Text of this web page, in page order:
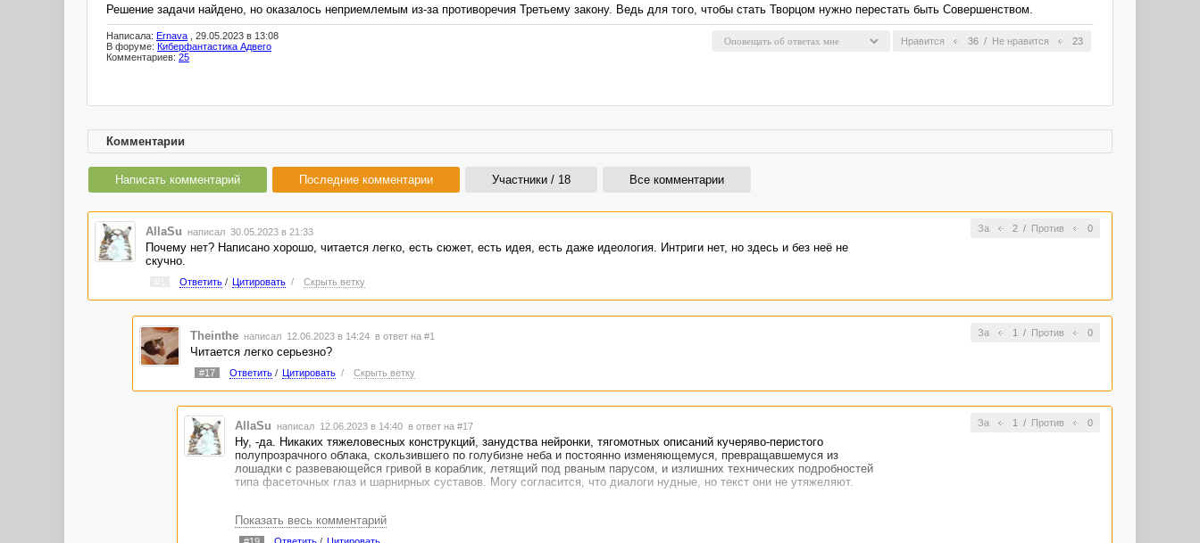
Решение задачи найдено, но оказалось неприемлемым из-за противоречия Третьему закону. Ведь для того, чтобы стать Творцом нужно перестать быть Совершенством.
Нравится 36 / Не нравится 23
Написала: Ernava , 29.05.2023 в 13:08
В форуме: Киберфантастика Адвего
Комментариев: 25
Комментарии
Написать комментарий Последние комментарии Участники / 18 Все комментарии
За 2/ Против 0
AllaSu написал 30.05.2023 в 21:33
Почему нет? Написано хорошо, читается легко, есть сюжет, есть идея, есть даже идеология. Интриги нет, но здесь и без неё не
скучно.
Ответить/ Цитировать / Скрыть ветку
За 1 / Против 0
Theinthe написал 12.06.2023 в 14:24 в ответ на #1
Читается легко серьезно?
#17 Ответить/ Цитировать / Скрыть ветку
За 1 / Против 0
AllaSu написал 12.06.2023 в 14:40 в ответ на #17
Ну, -да. Никаких тяжеловесных конструкций, занудства нейронки, тягомотных описаний кучеряво-перистого
полупрозрачного облака, скользившего по голубизне неба и постоянно изменяющемуся, превращавшемуся из
лошадки с развевающейся гривой в кораблик, летящий под рваным парусом, и излишних технических подробностей
типа фасеточных глаз и шарнирных суставов. Могу согласится, что диалоги нудные, но текст они не утяжеляют.
Показать весь комментарий